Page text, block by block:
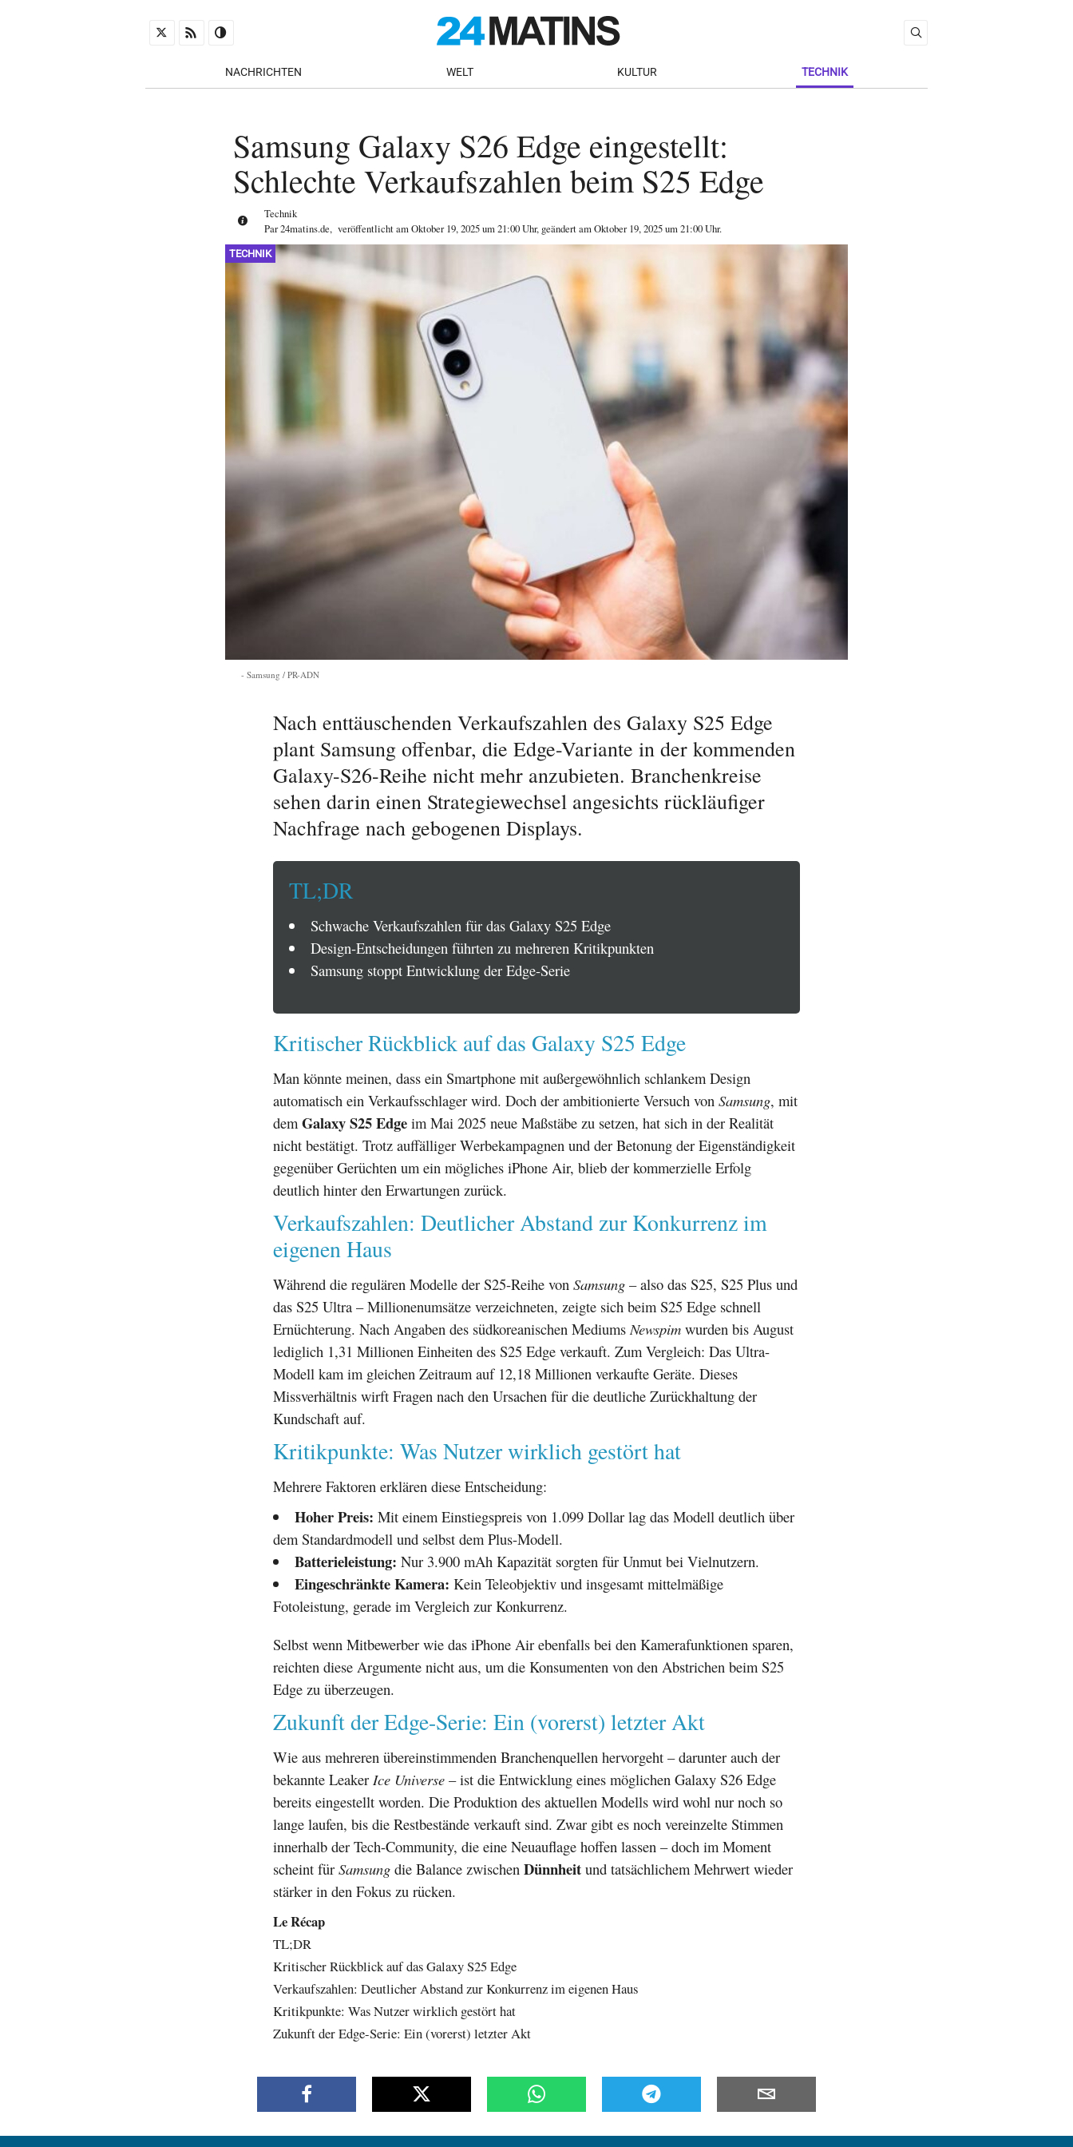
NACHRICHTEN WELT KULTUR TECHNIK
Samsung Galaxy S26 Edge eingestellt:
Schlechte Verkaufszahlen beim S25 Edge
Technik
Par24matins.de, veröffentlicht amOktober 19, 2025um 21:00 Uhr, geändert am Oktober 19, 2025 um 21:00 Uhr.
TECHNIK
Samsung / PR-ADN
Nach enttäuschenden Verkaufszahlen des Galaxy S25 Edge
plant Samsung offenbar, die Edge-Variante in der kommenden
Galaxy-S26-Reihe nicht mehr anzubieten. Branchenkreise
sehen darin einen Strategiewechsel angesichts rückläufiger
Nachfrage nach gebogenen Displays.
TL;DR
Schwache Verkaufszahlen für das Galaxy S25 Edge
Design-Entscheidungen führten zu mehreren Kritikpunkten
Samsung stoppt Entwicklung der Edge-Serie
Kritischer Rückblick auf das Galaxy S25 Edge
Man könnte meinen, dass ein Smartphone mit außergewöhnlich schlankem Design
automatisch ein Verkaufsschlager wird. Doch der ambitionierte Versuch von Samsung, mit
dem Galaxy S25 Edge im Mai 2025 neue Maßstäbe zu setzen, hat sich in der Realität
nicht bestätigt. Trotz auffälliger Werbekampagnen und der Betonung der Eigenständigkeit
gegenüber Gerüchten um ein mögliches iPhone Air, blieb der kommerzielle Erfolg
deutlich hinter den Erwartungen zurück.
Verkaufszahlen: Deutlicher Abstand zur Konkurrenz im
eigenen Haus
Während die regulären Modelle der S25-Reihe von Samsung – also das S25, S25 Plus und
das S25 Ultra – Millionenumsätze verzeichneten, zeigte sich beim S25 Edge schnell
Ernüchterung. Nach Angaben des südkoreanischen MediumsNewspim wurden bis August
lediglich 1,31 Millionen Einheiten des S25 Edge verkauft. Zum Vergleich: Das Ultra-
Modell kam im gleichen Zeitraum auf 12,18 Millionen verkaufte Geräte. Dieses
Missverhältnis wirft Fragen nach den Ursachen für die deutliche Zurückhaltung der
Kundschaft auf.
Kritikpunkte: Was Nutzer wirklich gestört hat
Mehrere Faktoren erklären diese Entscheidung:
Hoher Preis: Mit einem Einstiegspreis von 1.099 Dollar lag das Modell deutlich über
dem Standardmodell und selbst dem Plus-Modell.
Batterieleistung: Nur 3.900 mAh Kapazität sorgten für Unmut bei Vielnutzern.
Eingeschränkte Kamera: Kein Teleobjektiv und insgesamt mittelmäßige
Fotoleistung, gerade im Vergleich zur Konkurrenz.
Selbst wenn Mitbewerber wie das iPhone Air ebenfalls bei den Kamerafunktionen sparen,
reichten diese Argumente nicht aus, um die Konsumenten von den Abstrichen beim S25
Edge zu überzeugen.
Zukunft der Edge-Serie: Ein (vorerst) letzter Akt
Wie aus mehreren übereinstimmenden Branchenquellen hervorgeht – darunter auch der
bekannte Leaker Ice Universe – ist die Entwicklung eines möglichen Galaxy S26 Edge
bereits eingestellt worden. Die Produktion des aktuellen Modells wird wohl nur noch so
lange laufen, bis die Restbestände verkauft sind. Zwar gibt es noch vereinzelte Stimmen
innerhalb der Tech-Community, die eine Neuauflage hoffen lassen – doch im Moment
scheint für Samsung die Balance zwischen Dünnheit und tatsächlichem Mehrwert wieder
stärker in den Fokus zu rücken.
Le Récap
TL;DR
Kritischer Rückblick auf das Galaxy S25 Edge
Verkaufszahlen: Deutlicher Abstand zur Konkurrenz im eigenen Haus
Kritikpunkte: Was Nutzer wirklich gestört hat
Zukunft der Edge-Serie: Ein (vorerst) letzter Akt